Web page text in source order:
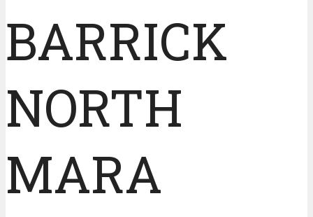
BARRICK
NORTH
MARA